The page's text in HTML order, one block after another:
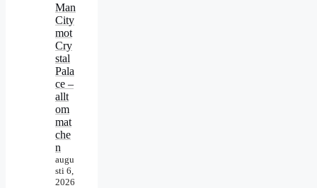
Man
City
mot
Cry
stal
Pala
ce –
allt
om
mat
che
n
augu
sti 6,
2026